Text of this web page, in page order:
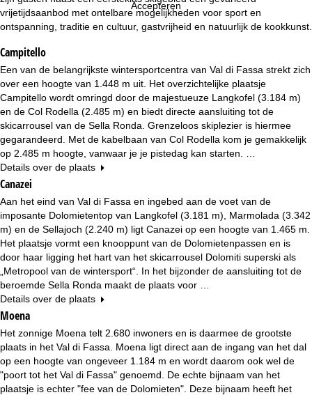
Accepteren
a
vrijetijdsaanbod met ontelbare mogelijkheden voor sport en
ontspanning, traditie en cultuur, gastvrijheid en natuurlijk de kookkunst.
Campitello
Een van de belangrijkste wintersportcentra van Val di Fassa strekt zich
over een hoogte van 1.448 m uit. Het overzichtelijke plaatsje
Campitello wordt omringd door de majestueuze Langkofel (3.184 m)
en de Col Rodella (2.485 m) en biedt directe aansluiting tot de
skicarrousel van de Sella Ronda. Grenzeloos skiplezier is hiermee
gegarandeerd. Met de kabelbaan van Col Rodella kom je gemakkelijk
op 2.485 m hoogte, vanwaar je je pistedag kan starten. …
Details over de plaats
Canazei
Aan het eind van Val di Fassa en ingebed aan de voet van de
imposante Dolomietentop van Langkofel (3.181 m), Marmolada (3.342
m) en de Sellajoch (2.240 m) ligt Canazei op een hoogte van 1.465 m.
Het plaatsje vormt een knooppunt van de Dolomietenpassen en is
door haar ligging het hart van het skicarrousel Dolomiti superski als
„Metropool van de wintersport“. In het bijzonder de aansluiting tot de
beroemde Sella Ronda maakt de plaats voor …
Details over de plaats
Moena
Het zonnige Moena telt 2.680 inwoners en is daarmee de grootste
plaats in het Val di Fassa. Moena ligt direct aan de ingang van het dal
op een hoogte van ongeveer 1.184 m en wordt daarom ook wel de
"poort tot het Val di Fassa" genoemd. De echte bijnaam van het
plaatsje is echter "fee van de Dolomieten". Deze bijnaam heeft het